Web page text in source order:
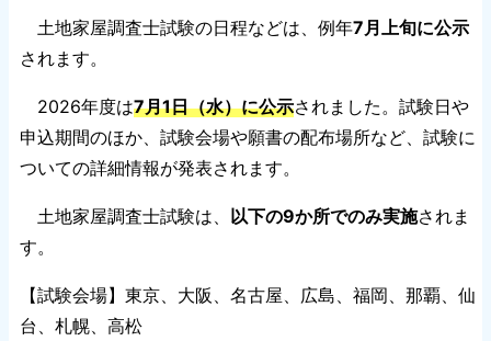
土地家屋調査士試験の日程などは、例年7月上旬に公示
されます。
2026年度は7月1日（水）に公示されました。試験日や
申込期間のほか、試験会場や願書の配布場所など、試験に
ついての詳細情報が発表されます。
土地家屋調査士試験は、 以下の9か所でのみ実施されま
す。
【試験会場】東京、大阪、名古屋、広島、福岡、那覇、仙
台、札幌、高松